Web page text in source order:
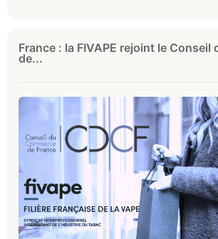
France : la FIVAPE rejoint le Conseil
de...